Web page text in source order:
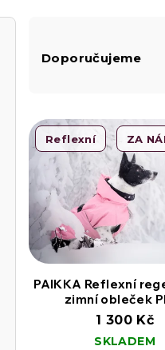
Ř
z
e
n
í
Doporučujeme
V
ý
p
i
Reflexní ZA
PAIKKA Reflexní
zimní obleček
1 300 Kč
SKLADEM